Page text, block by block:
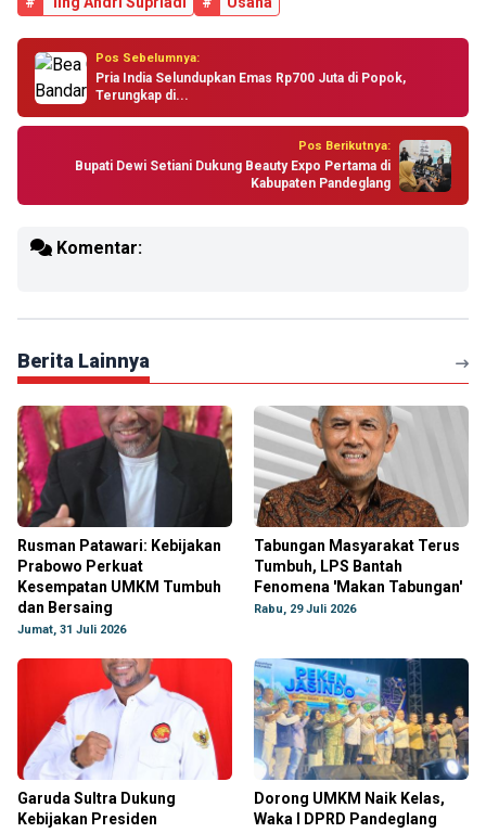
Pos Sebelumnya:
Pria India Selundupkan Emas Rp700 Juta di Popok,
Terungkap di...
Pos Berikutnya:
Bupati Dewi Setiani Dukung Beauty Expo Pertama di
Kabupaten Pandeglang
Komentar:
Berita Lainnya
Rusman Patawari: Kebijakan
Prabowo Perkuat
Kesempatan UMKM Tumbuh
dan Bersaing
Jumat, 31 Juli 2026
Tabungan Masyarakat Terus
Tumbuh, LPS Bantah
Fenomena 'Makan Tabungan'
Rabu, 29 Juli 2026
Garuda Sultra Dukung
Kebijakan Presiden
Dorong UMKM Naik Kelas,
Waka I DPRD Pandeglang